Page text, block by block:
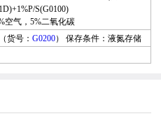
S(G0100)
空气，5%二氧化碳
货号： G0200）
保存条件：液氮存储